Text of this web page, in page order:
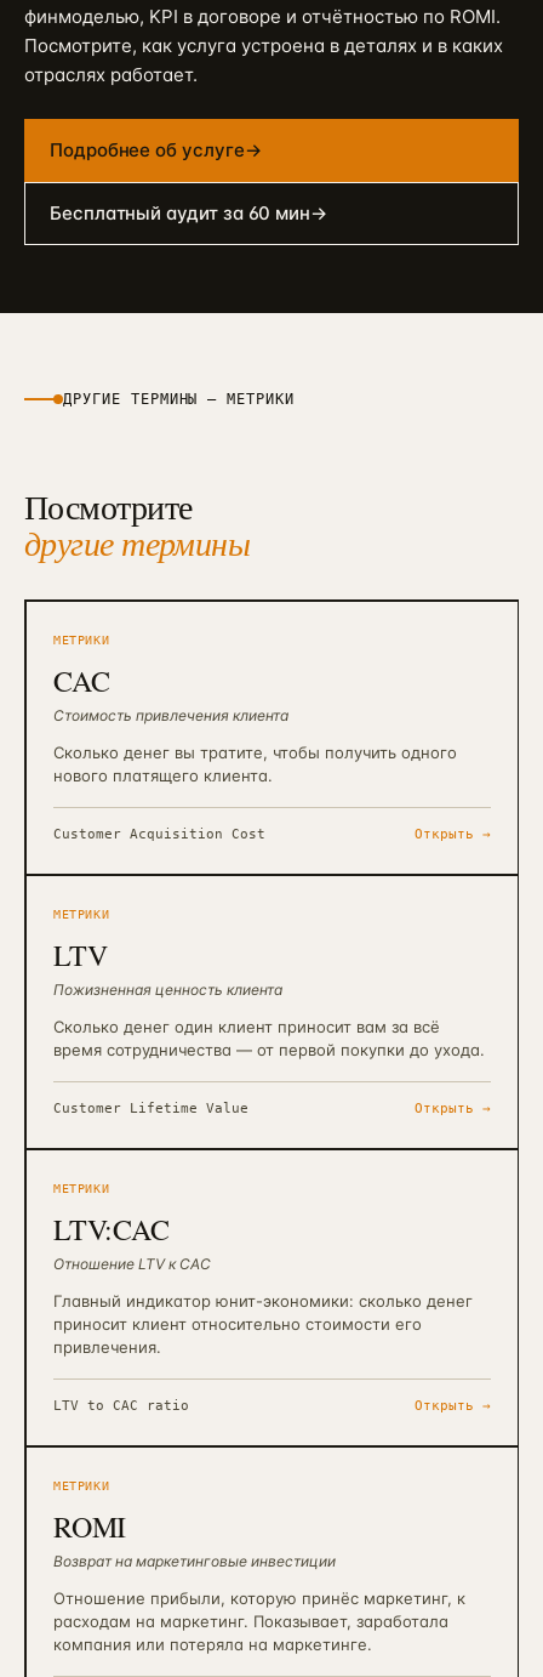
финмоделью, KPI в договоре и отчётностью по ROMI.
Посмотрите, как услуга устроена в деталях и в каких
отраслях работает.
Подробнее об услуге→
Бесплатный аудит за 60 мин→
ДРУГИЕ ТЕРМИНЫ — МЕТРИКИ
Посмотрите
другие термины
МЕТРИКИ
CAC
Стоимость привлечения клиента
Сколько денег вы тратите, чтобы получить одного
нового платящего клиента.
Customer Acquisition Cost Открыть →
МЕТРИКИ
LTV
Пожизненная ценность клиента
Сколько денег один клиент приносит вам за всё
время сотрудничества — от первой покупки до ухода.
Customer Lifetime Value Открыть →
МЕТРИКИ
LTV:CAC
Отношение LTV к CAC
Главный индикатор юнит-экономики: сколько денег
приносит клиент относительно стоимости его
привлечения.
LTV to CAC ratio Открыть →
МЕТРИКИ
ROMI
Возврат на маркетинговые инвестиции
Отношение прибыли, которую принёс маркетинг, к
расходам на маркетинг. Показывает, заработала
компания или потеряла на маркетинге.